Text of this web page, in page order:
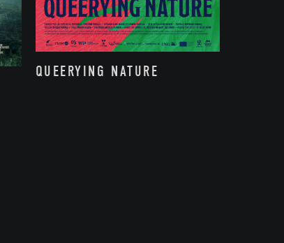
QUEERYING NATURE